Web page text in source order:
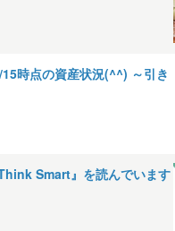
15時点の資産状況(^^) ～引き
Smart』を読んでいます